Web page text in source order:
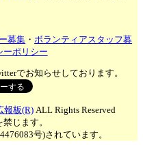
募集 ・ボランティアスタッフ募
ーポリシー
でお知らせしております。
報板(R)ALL Rights Reserved
じます。
号)されています。